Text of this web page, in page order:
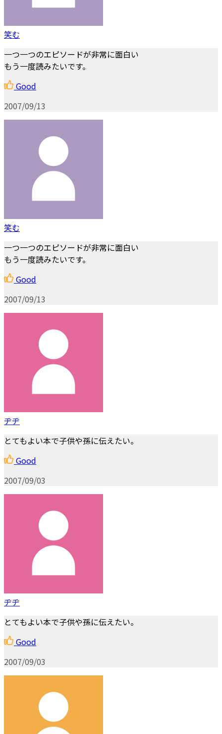
笑む
一つ一つのエピソードが非常に面白い
もう一度読みたいです。
Good
2007/09/13
笑む
一つ一つのエピソードが非常に面白い
もう一度読みたいです。
Good
2007/09/13
ヂヂ
とてもよい本で子供や孫に伝えたい。
Good
2007/09/03
ヂヂ
とてもよい本で子供や孫に伝えたい。
Good
2007/09/03